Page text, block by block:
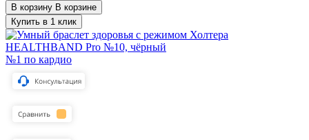
В корзину В корзине
Купить в 1 клик
№1 по кардио